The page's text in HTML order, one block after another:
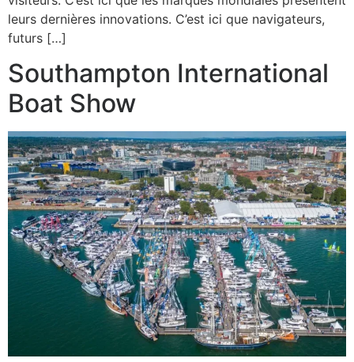
leurs dernières innovations. C’est ici que navigateurs,
futurs […]
Southampton International
Boat Show